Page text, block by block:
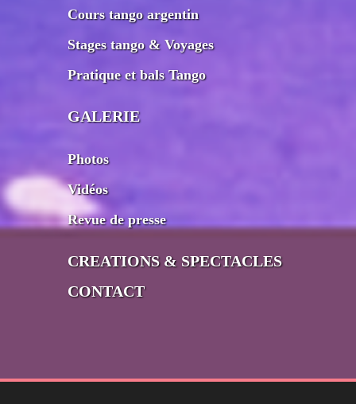
Cours tango argentin
Stages tango & Voyages
Pratique et bals Tango
GALERIE
Photos
Vidéos
Revue de presse
CREATIONS & SPECTACLES
CONTACT